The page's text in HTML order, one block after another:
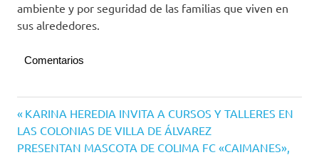
ambiente y por seguridad de las familias que viven en
sus alrededores.
Comentarios
Navegación
de
Entrada
anterior:
KARINA HEREDIA INVITA A CURSOS Y TALLERES EN
LAS COLONIAS DE VILLA DE ÁLVAREZ
Siguiente
PRESENTAN MASCOTA DE COLIMA FC «CAIMANES»,